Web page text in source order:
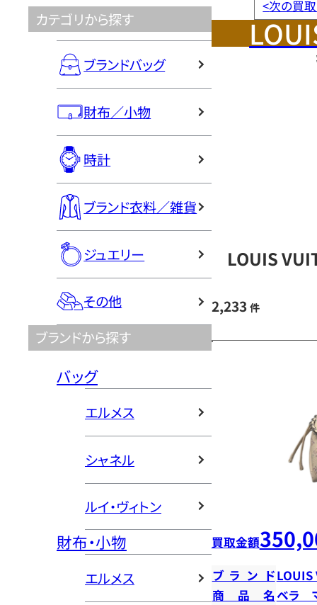
カテゴリから探す
ブランドバッグ
財布／小物
時計
ブランド衣料／雑貨
ジュエリー
その他
ブランドから探す
バッグ
エルメス
シャネル
ルイ・ヴィトン
財布・小物
エルメス
<次の買
LOUIS
2,233 件
買取金額
ブランドLOUIS
商品名ベラ